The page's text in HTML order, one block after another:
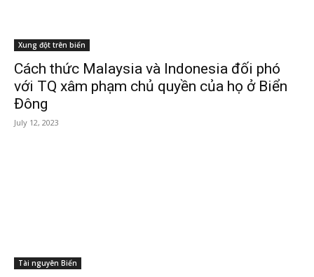
Xung đột trên biển
Cách thức Malaysia và Indonesia đối phó
với TQ xâm phạm chủ quyền của họ ở Biển
Đông
July 12, 2023
Tài nguyên Biển